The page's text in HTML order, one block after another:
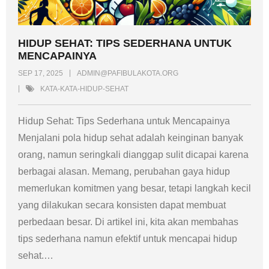
HIDUP SEHAT: TIPS SEDERHANA UNTUK
MENCAPAINYA
SEP 17, 2025
ADMIN@PAFIBULAKOTA.ORG
KATA-KATA-HIDUP-SEHAT
Hidup Sehat: Tips Sederhana untuk Mencapainya
Menjalani pola hidup sehat adalah keinginan banyak
orang, namun seringkali dianggap sulit dicapai karena
berbagai alasan. Memang, perubahan gaya hidup
memerlukan komitmen yang besar, tetapi langkah kecil
yang dilakukan secara konsisten dapat membuat
perbedaan besar. Di artikel ini, kita akan membahas
tips sederhana namun efektif untuk mencapai hidup
sehat.…